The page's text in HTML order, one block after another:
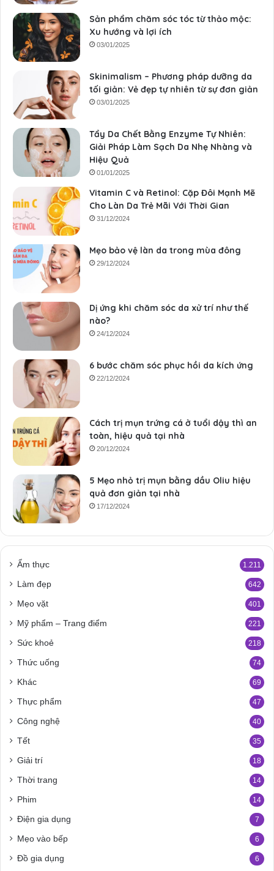
Sản phẩm chăm sóc tóc từ thảo mộc:
Xu hướng và lợi ích
03/01/2025
Skinimalism – Phương pháp dưỡng da
tối giản: Vẻ đẹp tự nhiên từ sự đơn giản
03/01/2025
Tẩy Da Chết Bằng Enzyme Tự Nhiên:
Giải Pháp Làm Sạch Da Nhẹ Nhàng và
Hiệu Quả
01/01/2025
Vitamin C và Retinol: Cặp Đôi Mạnh Mẽ
Cho Làn Da Trẻ Mãi Với Thời Gian
31/12/2024
Mẹo bảo vệ làn da trong mùa đông
29/12/2024
Dị ứng khi chăm sóc da xử trí như thế
nào?
24/12/2024
6 bước chăm sóc phục hồi da kích ứng
22/12/2024
Cách trị mụn trứng cá ở tuổi dậy thì an
toàn, hiệu quả tại nhà
20/12/2024
5 Mẹo nhỏ trị mụn bằng dầu Oliu hiệu
quả đơn giản tại nhà
17/12/2024
Ẩm thực 1.211
Làm đẹp 642
Mẹo vặt 401
Mỹ phẩm – Trang điểm 221
Sức khoẻ 218
Thức uống 74
Khác 69
Thực phẩm 47
Công nghệ 40
Tết 35
Giải trí 18
Thời trang 14
Phim 14
Điện gia dụng 7
Mẹo vào bếp 6
Đồ gia dụng 6